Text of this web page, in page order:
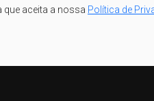
que aceita a nossa Política de